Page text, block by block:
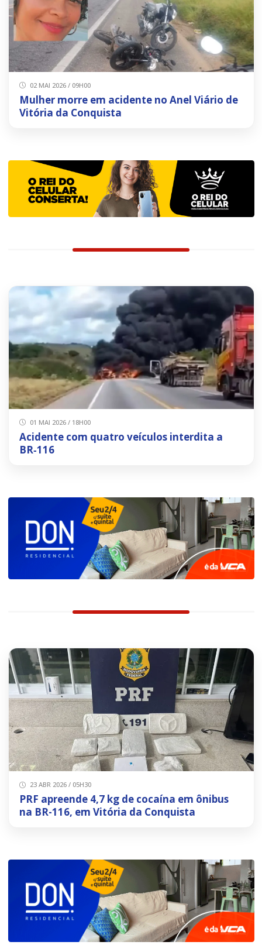
02 MAI 2026 / 09H00
Mulher morre em acidente no Anel Viário de
Vitória da Conquista
01 MAI 2026 / 18H00
Acidente com quatro veículos interdita a
BR‑116
23 ABR 2026 / 05H30
PRF apreende 4,7 kg de cocaína em ônibus
na BR-116, em Vitória da Conquista